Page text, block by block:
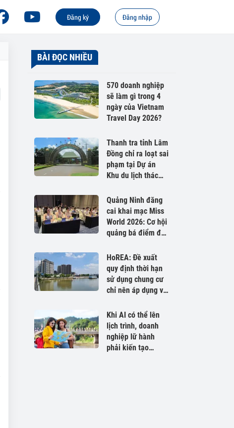
Đăng ký Đăng nhập
BÀI ĐỌC NHIỀU
570 doanh nghiệp
sẽ làm gì trong 4
ngày của Vietnam
Travel Day 2026?
Thanh tra tỉnh Lâm
Đồng chỉ ra loạt sai
phạm tại Dự án
Khu du lịch thác
Quảng Ninh đăng
cai khai mạc Miss
World 2026: Cơ hội
quảng bá điểm đến
giới
HoREA: Đề xuất
quy định thời hạn
sử dụng chung cư
chỉ nên áp dụng với
Khi AI có thể lên
lịch trình, doanh
nghiệp lữ hành
phải kiến tạo